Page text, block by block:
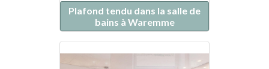
Plafond tendu dans la salle de
bains à Waremme